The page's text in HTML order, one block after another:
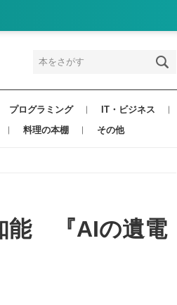
プログラミング
IT・ビジネス
料理の本棚 その他
能 『AIの遺電